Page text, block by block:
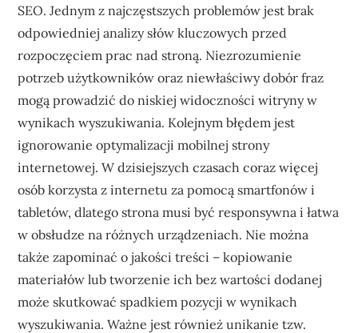
SEO. Jednym z najczęstszych problemów jest brak
odpowiedniej analizy słów kluczowych przed
rozpoczęciem prac nad stroną. Niezrozumienie
potrzeb użytkowników oraz niewłaściwy dobór fraz
mogą prowadzić do niskiej widoczności witryny w
wynikach wyszukiwania. Kolejnym błędem jest
ignorowanie optymalizacji mobilnej strony
internetowej. W dzisiejszych czasach coraz więcej
osób korzysta z internetu za pomocą smartfonów i
tabletów, dlatego strona musi być responsywna i łatwa
w obsłudze na różnych urządzeniach. Nie można
także zapominać o jakości treści – kopiowanie
materiałów lub tworzenie ich bez wartości dodanej
może skutkować spadkiem pozycji w wynikach
wyszukiwania. Ważne jest również unikanie tzw.